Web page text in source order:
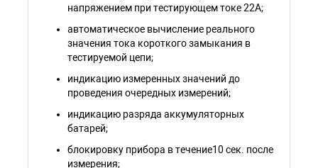
напряжением при тестирующем токе 22А;
автоматическое вычисление реального
значения тока короткого замыкания в
тестируемой цепи;
индикацию измеренных значений до
проведения очередных измерений;
индикацию разряда аккумуляторных
батарей;
блокировку прибора в течение10 сек. после
измерения;